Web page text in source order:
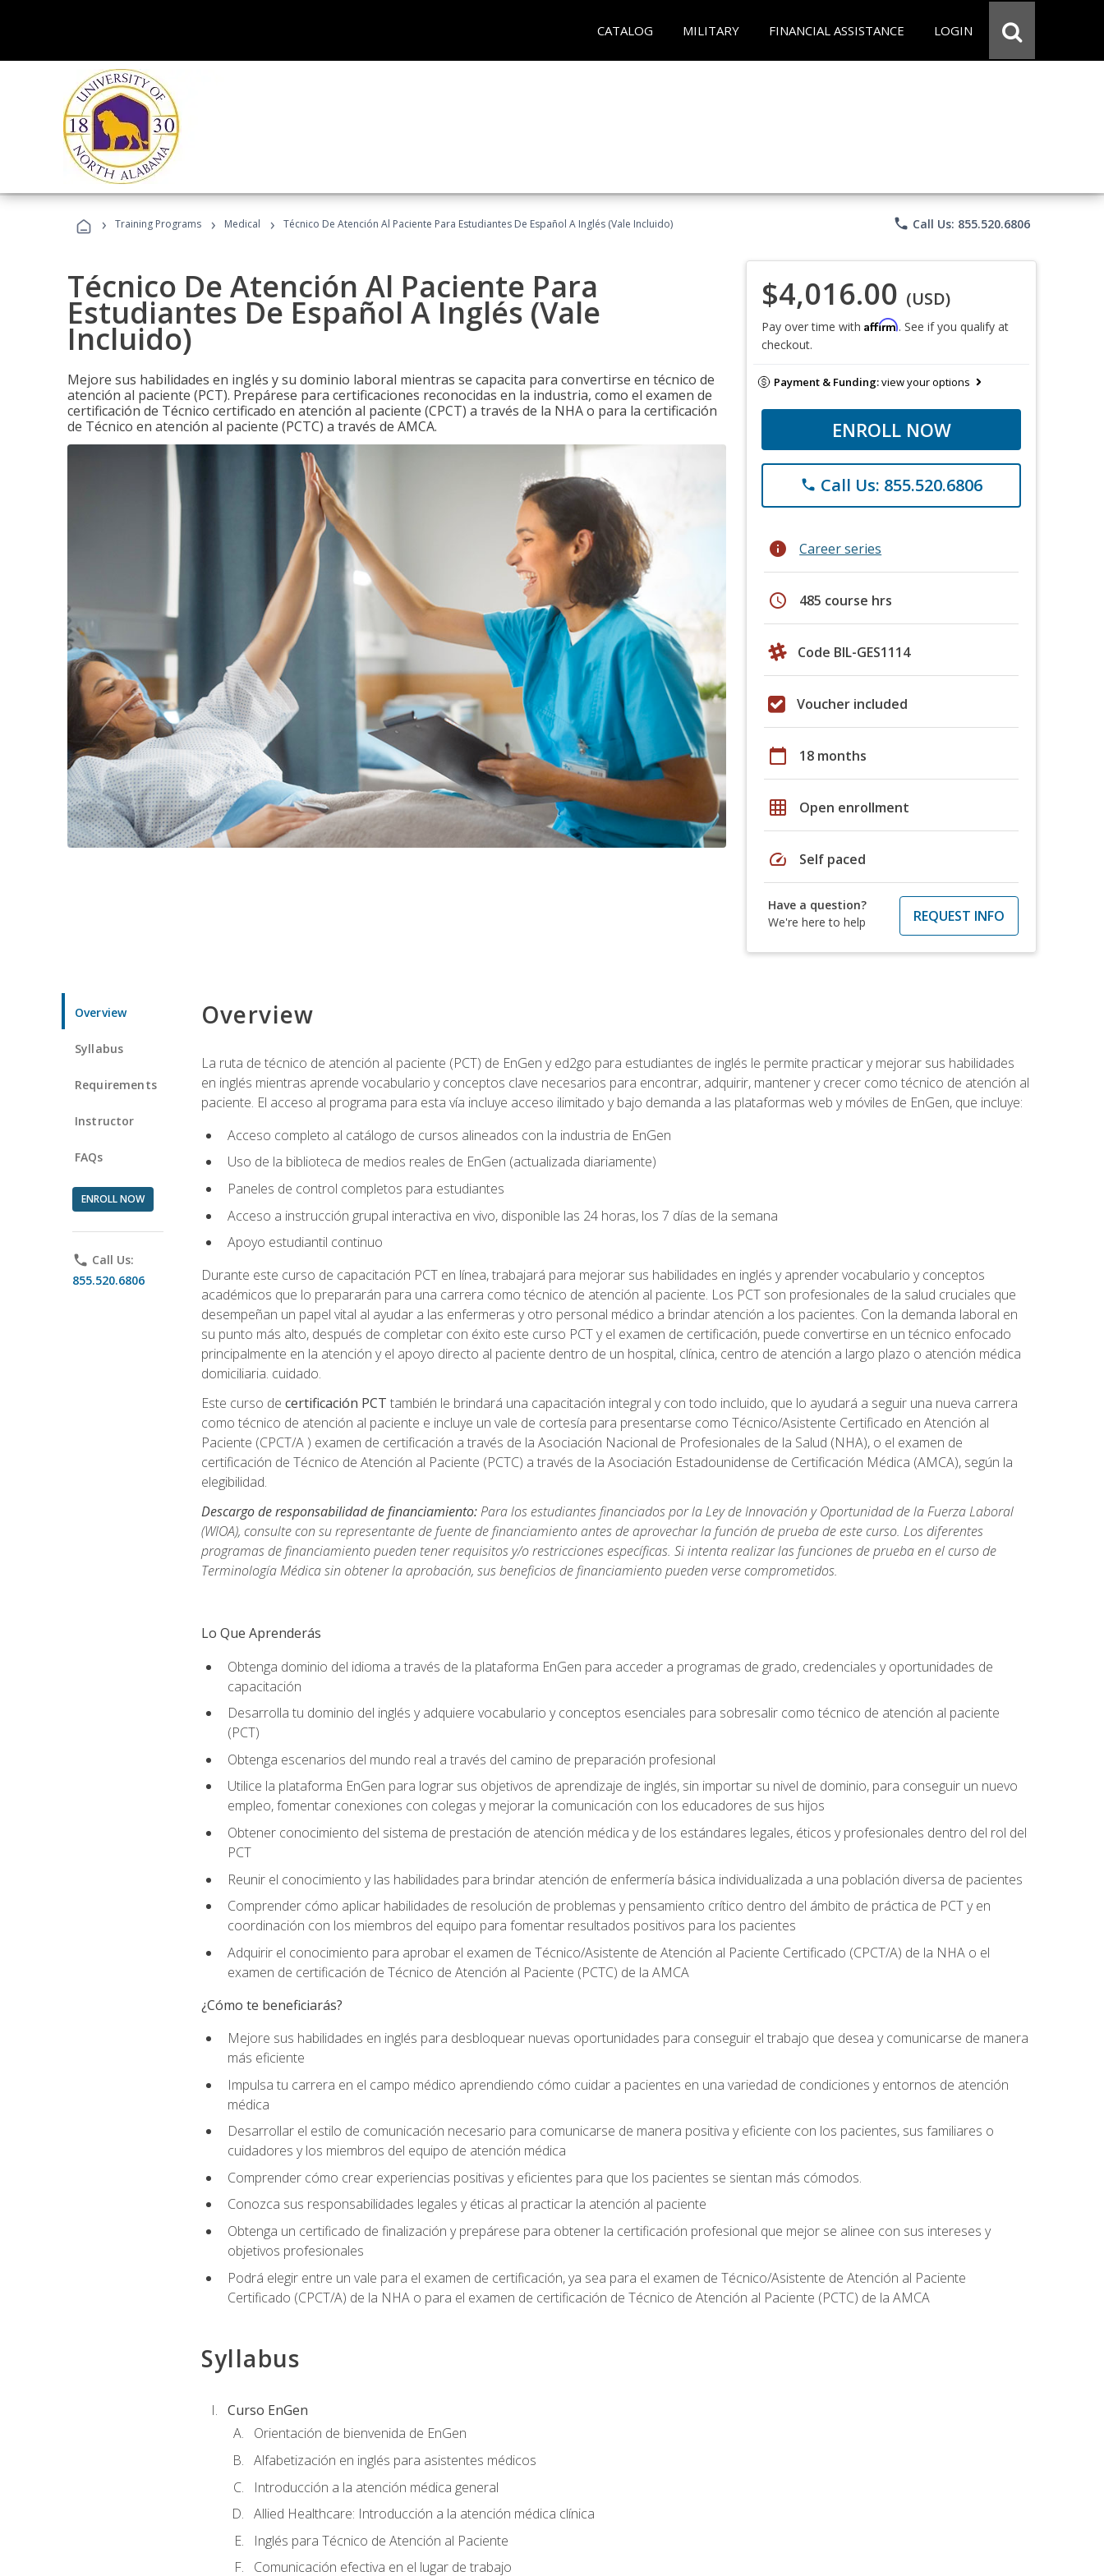
CATALOG MILITARY FINANCIAL ASSISTANCE LOGIN
› Training Programs › Medical › Técnico De Atención Al Paciente Para Estudiantes De Español A Inglés (Vale Incluido) phone Call Us: 855.520.6806
Técnico De Atención Al Paciente Para
Estudiantes De Español A Inglés (Vale
Incluido)
Mejore sus habilidades en inglés y su dominio laboral mientras se capacita para convertirse en técnico de
atención al paciente (PCT). Prepárese para certificaciones reconocidas en la industria, como el examen de
certificación de Técnico certificado en atención al paciente (CPCT) a través de la NHA o para la certificación
de Técnico en atención al paciente (PCTC) a través de AMCA.
$4,016.00 (USD)
Pay over time with Affirm. See if you qualify at
checkout.
Payment & Funding:view your options
ENROLL NOW
phone Call Us: 855.520.6806
info Career series
schedule 485 course hrs
Code BIL-GES1114
Voucher included
calendar_today 18 months
grid_on Open enrollment
speed Self paced
Have a question?
We're here to help
REQUEST INFO
Overview
Syllabus
Requirements
Instructor
FAQs
ENROLL NOW
phone Call Us:
855.520.6806
Overview
La ruta de técnico de atención al paciente (PCT) de EnGen y ed2go para estudiantes de inglés le permite practicar y mejorar sus habilidades
en inglés mientras aprende vocabulario y conceptos clave necesarios para encontrar, adquirir, mantener y crecer como técnico de atención al
paciente. El acceso al programa para esta vía incluye acceso ilimitado y bajo demanda a las plataformas web y móviles de EnGen, que incluye:
Acceso completo al catálogo de cursos alineados con la industria de EnGen
Uso de la biblioteca de medios reales de EnGen (actualizada diariamente)
Paneles de control completos para estudiantes
Acceso a instrucción grupal interactiva en vivo, disponible las 24 horas, los 7 días de la semana
Apoyo estudiantil continuo
Durante este curso de capacitación PCT en línea, trabajará para mejorar sus habilidades en inglés y aprender vocabulario y conceptos
académicos que lo prepararán para una carrera como técnico de atención al paciente. Los PCT son profesionales de la salud cruciales que
desempeñan un papel vital al ayudar a las enfermeras y otro personal médico a brindar atención a los pacientes. Con la demanda laboral en
su punto más alto, después de completar con éxito este curso PCT y el examen de certificación, puede convertirse en un técnico enfocado
principalmente en la atención y el apoyo directo al paciente dentro de un hospital, clínica, centro de atención a largo plazo o atención médica
domiciliaria. cuidado.
Este curso de certificación PCT también le brindará una capacitación integral y con todo incluido, que lo ayudará a seguir una nueva carrera
como técnico de atención al paciente e incluye un vale de cortesía para presentarse como Técnico/Asistente Certificado en Atención al
Paciente (CPCT/A ) examen de certificación a través de la Asociación Nacional de Profesionales de la Salud (NHA), o el examen de
certificación de Técnico de Atención al Paciente (PCTC) a través de la Asociación Estadounidense de Certificación Médica (AMCA), según la
elegibilidad.
Descargo de responsabilidad de financiamiento:Para los estudiantes financiados por la Ley de Innovación y Oportunidad de la Fuerza Laboral
(WIOA), consulte con su representante de fuente de financiamiento antes de aprovechar la función de prueba de este curso. Los diferentes
programas de financiamiento pueden tener requisitos y/o restricciones específicas. Si intenta realizar las funciones de prueba en el curso de
Terminología Médica sin obtener la aprobación, sus beneficios de financiamiento pueden verse comprometidos.
Lo Que Aprenderás
Obtenga dominio del idioma a través de la plataforma EnGen para acceder a programas de grado, credenciales y oportunidades de
capacitación
Desarrolla tu dominio del inglés y adquiere vocabulario y conceptos esenciales para sobresalir como técnico de atención al paciente
(PCT)
Obtenga escenarios del mundo real a través del camino de preparación profesional
Utilice la plataforma EnGen para lograr sus objetivos de aprendizaje de inglés, sin importar su nivel de dominio, para conseguir un nuevo
empleo, fomentar conexiones con colegas y mejorar la comunicación con los educadores de sus hijos
Obtener conocimiento del sistema de prestación de atención médica y de los estándares legales, éticos y profesionales dentro del rol del
PCT
Reunir el conocimiento y las habilidades para brindar atención de enfermería básica individualizada a una población diversa de pacientes
Comprender cómo aplicar habilidades de resolución de problemas y pensamiento crítico dentro del ámbito de práctica de PCT y en
coordinación con los miembros del equipo para fomentar resultados positivos para los pacientes
Adquirir el conocimiento para aprobar el examen de Técnico/Asistente de Atención al Paciente Certificado (CPCT/A) de la NHA o el
examen de certificación de Técnico de Atención al Paciente (PCTC) de la AMCA
¿Cómo te beneficiarás?
Mejore sus habilidades en inglés para desbloquear nuevas oportunidades para conseguir el trabajo que desea y comunicarse de manera
más eficiente
Impulsa tu carrera en el campo médico aprendiendo cómo cuidar a pacientes en una variedad de condiciones y entornos de atención
médica
Desarrollar el estilo de comunicación necesario para comunicarse de manera positiva y eficiente con los pacientes, sus familiares o
cuidadores y los miembros del equipo de atención médica
Comprender cómo crear experiencias positivas y eficientes para que los pacientes se sientan más cómodos.
Conozca sus responsabilidades legales y éticas al practicar la atención al paciente
Obtenga un certificado de finalización y prepárese para obtener la certificación profesional que mejor se alinee con sus intereses y
objetivos profesionales
Podrá elegir entre un vale para el examen de certificación, ya sea para el examen de Técnico/Asistente de Atención al Paciente
Certificado (CPCT/A) de la NHA o para el examen de certificación de Técnico de Atención al Paciente (PCTC) de la AMCA
Syllabus
Curso EnGen
Orientación de bienvenida de EnGen
Alfabetización en inglés para asistentes médicos
Introducción a la atención médica general
Allied Healthcare: Introducción a la atención médica clínica
Inglés para Técnico de Atención al Paciente
Comunicación efectiva en el lugar de trabajo